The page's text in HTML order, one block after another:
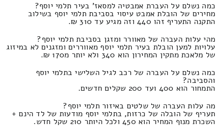
כמה נשלם על העברת אמבטיה למסאז' בעיר תלמי יוסף?
מחירים של הובלת אמבט עיסוי בסביבת תלמי יוסף בשילוב
התקנה התעריף זהו 440 וזה מגיע עד 310 ₪.
מהי עלות העברה של מאוורר ומזגן בסביבת תלמי יוסף?
עלויות למען הובלת בעיר תלמי יוסף מאווררים ומזגנים לא במיזוג
של מלאכת מתקין המחירון הוא 340 ולא יותר מ170 ₪.
כמה נשלם על העברה של רכב לגיל השלישי בתלמי יוסף
והסביבה?
התמחור הוא 400 ועד 200 שקלים חדשים.
מה עלות העברה של שלטים באיזור תלמי יוסף?
תעריף של הובלה של כרזות, בתלמי יוסף מודעות של לד הינם +
השכרת מנוף המחיר הוא 450 ולכל היותר 210 שקל חדש.